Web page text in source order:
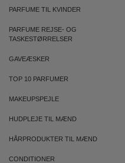
PARFUME TIL KVINDER
PARFUME REJSE- OG
TASKESTØRRELSER
GAVEÆSKER
TOP 10 PARFUMER
MAKEUPSPEJLE
HUDPLEJE TIL MÆND
HÅRPRODUKTER TIL MÆND
CONDITIONER